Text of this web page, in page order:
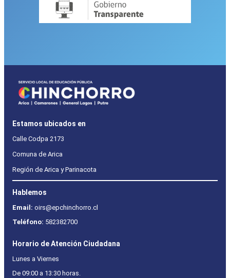
Estamos ubicados en
Calle Codpa 2173
Comuna de Arica
Región de Arica y Parinacota
Hablemos
Email: oirs@epchinchorro.cl
Teléfono: 582382700
Horario de Atención Ciudadana
Lunes a Viernes
De 09:00 a 13:30 horas.